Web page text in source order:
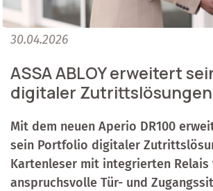
30.04.2026
ASSA ABLOY erweitert
digitaler Zutrittslösungen
Mit dem neuen Aperio DR100
sein Portfolio digitaler
Kartenleser mit integrierten Relais
anspruchsvolle Tür- und